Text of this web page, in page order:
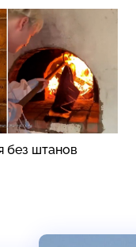
без штанов